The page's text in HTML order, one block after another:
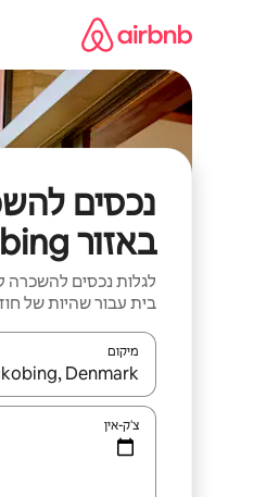
נכסים
באזור Ringkobing
לגלות נכסים להשכרה
בית עבור שהיות של
מיקום
כאשר התוצאות יהיו
צ'ק-אין